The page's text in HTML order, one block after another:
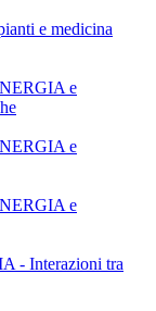
e medicina
e
e
e
- Interazioni tra